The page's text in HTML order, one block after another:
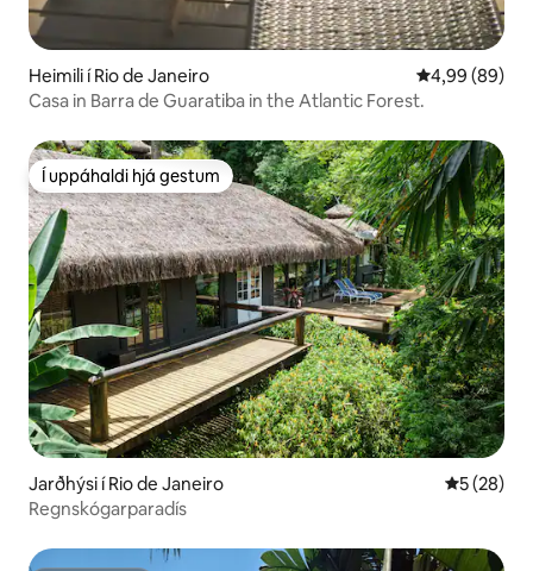
Heimili í Rio de Janeiro 4,99 af 5 í
4,99 (89)
Casa in Barra de Guaratiba in the Atlantic Forest.
Í uppáhaldi hjá gestum
Í uppáhaldi hjá gestum
Jarðhýsi í Rio de Janeiro 5 af 5 í
5 (28)
Regnskógarparadís